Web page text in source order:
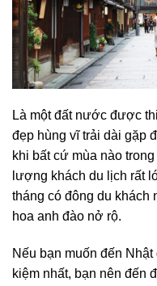
Là một đất nước được
đẹp hùng vĩ trải dài gặp
khi bất cứ mùa nào
lượng khách du lịch rất
tháng có đông du khách
hoa anh đào nở rộ.
Nếu bạn muốn đến
kiệm nhất, bạn nên đến